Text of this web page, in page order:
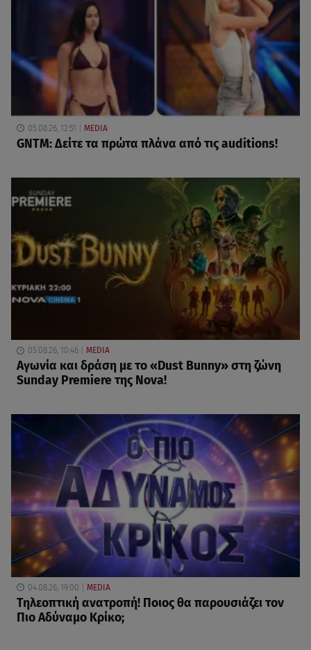
05.08.26, 12:51 MEDIA
GNTM: Δείτε τα πρώτα πλάνα από τις auditions!
05.08.26, 10:46 MEDIA
Αγωνία και δράση με το «Dust Bunny» στη ζώνη
Sunday Premiere της Nova!
04.08.26, 19:00 MEDIA
Τηλεοπτική ανατροπή! Ποιος θα παρουσιάζει τον
Πιο Αδύναμο Κρίκο;